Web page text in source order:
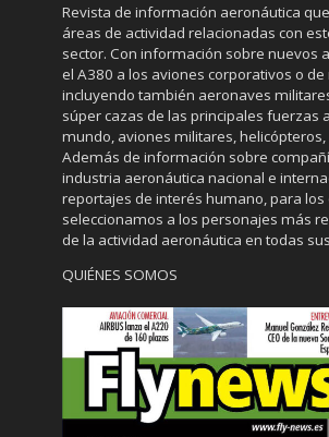
Revista de información aeronáutica
áreas de actividad relacionadas con
sector. Con información sobre nuevos
el A380 a los aviones corporativos o de
incluyendo también aeronaves
súper cazas de las principales fuerzas
mundo, aviones militares, helicópteros,
Además de información sobre
industria aeronáutica nacional e
reportajes de interés humano, para los
seleccionamos a los personajes más
de la actividad aeronáutica en todas
QUIÉNES SOMOS